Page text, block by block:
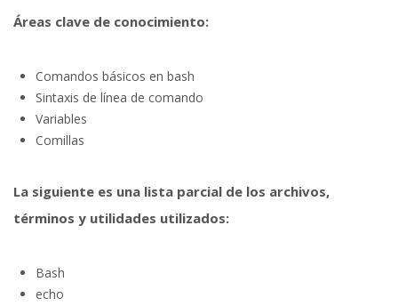
Áreas clave de conocimiento:
Comandos básicos en bash
Sintaxis de línea de comando
Variables
Comillas
La siguiente es una lista parcial de los archivos,
términos y utilidades utilizados:
Bash
echo